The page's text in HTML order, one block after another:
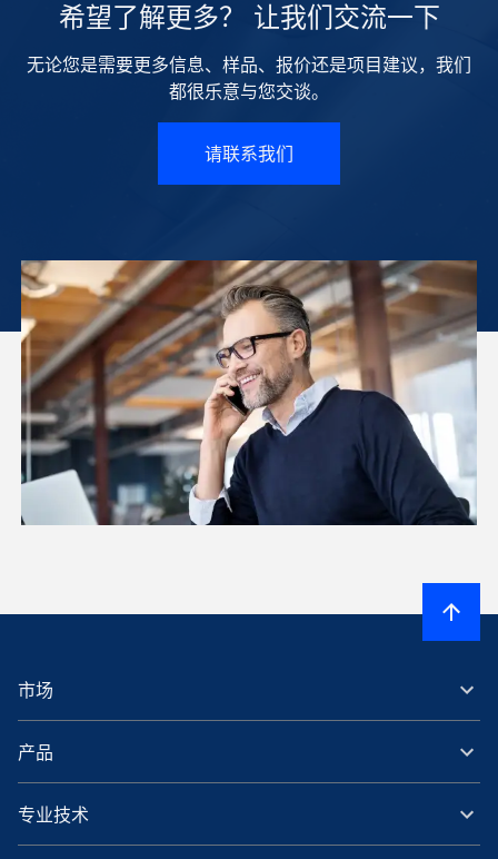
希望了解更多？ 让我们交流一下
无论您是需要更多信息、样品、报价还是项目建议，我们
都很乐意与您交谈。
请联系我们
市场
产品
专业技术